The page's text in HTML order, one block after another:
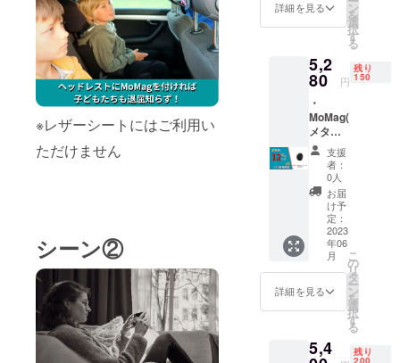
※レザーシートにはご利用い
ただけません
シーン②
距離を縮め
ると共に
すべての人
が笑顔にな
れるような
事業展開を
していきま
す。
み） ・
割引価
格：
（消費
税・送
料込
み） ※
割引率
は販売
予定価
格に送
料を含
む合計
金額に
対する
もので
す。 ※
色はブ
ラック
とグ
ただけ
詳細を見る ン
を
選
択
す
る
5,2
80 円
残り
150
・
MoMag(
メタル
プレー
ト付き)
× 1点 ・
一般販
売予定
価格
6,000円
（消費
税・送
料込
み） ・
割引価
格：
（消費
税・送
支援
者：
0人
お届
け予
定：
2023
年06
月
詳細を見る
こ
の
リ
タ
ー
ン
を
選
択
す
る
5,4 残り
200